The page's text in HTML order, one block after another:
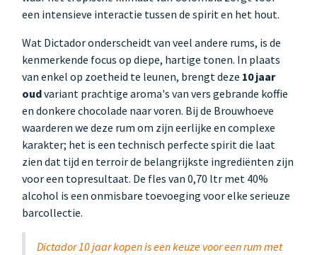
een intensieve interactie tussen de spirit en het hout.
Wat Dictador onderscheidt van veel andere rums, is de
kenmerkende focus op diepe, hartige tonen. In plaats
van enkel op zoetheid te leunen, brengt deze 10 jaar
oudvariant prachtige aroma's van vers gebrande koffie
en donkere chocolade naar voren. Bij de Brouwhoeve
waarderen we deze rum om zijn eerlijke en complexe
karakter; het is een technisch perfecte spirit die laat
zien dat tijd en terroir de belangrijkste ingrediënten zijn
voor een topresultaat. De fles van 0,70 ltr met 40%
alcohol is een onmisbare toevoeging voor elke serieuze
barcollectie.
Dictador 10 jaar kopen is een keuze voor een rum met